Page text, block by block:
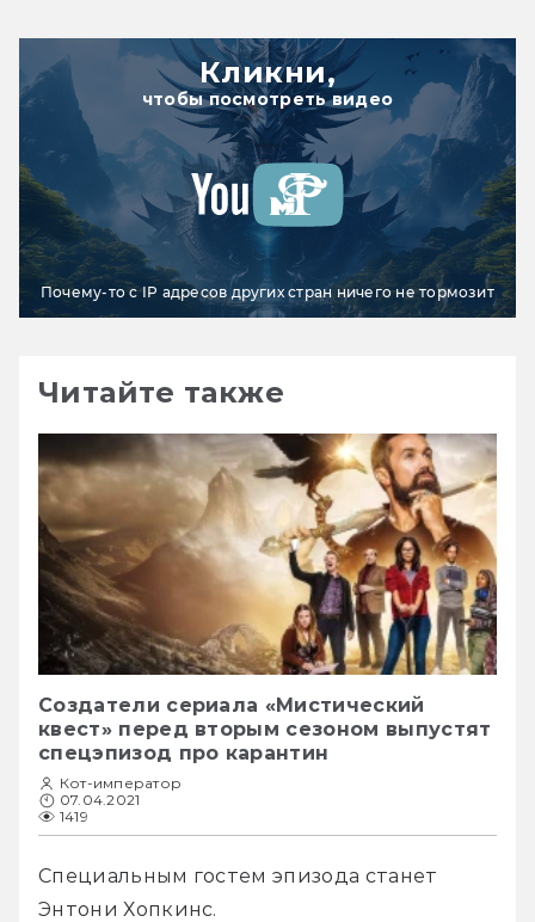
Кликни,
чтобы посмотреть видео
Почему-то с IP адресов других стран ничего не тормозит
Читайте также
Создатели сериала «Мистический
квест» перед вторым сезоном выпустят
спецэпизод про карантин
Кот-император
07.04.2021
1419
Специальным гостем эпизода станет
Энтони Хопкинс.